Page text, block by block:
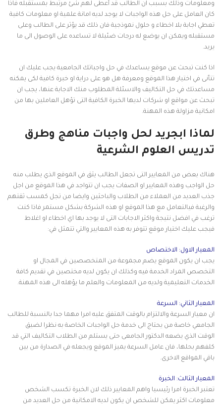
ومعلومات وذلك بسبب ان الطالب قد أعطى لهم شئ مرتبط بمستقبله فاذا
كان العامل على حل هذه الواجبات لا يوجد لديه امانة علمية او معلومات كافية
تعطي اجابة بلا اخطاء و حلول نموذجية فان ذلك قد يؤثر على الطالب وعلى
مستقبله ويمكن ان يوضع له درجات ضئيلة لا تساعده على الوصول الى ما
يريد.
اذا كنت تبحث عن موقع يساعدك في حل واجباتك الجامعية يجب عليك ان
تتأنى في اختيار هذا الموقع ومعرفة هل هو على دراية او خبرة كافية لكى يمكنه
مساعدتك في حل التكاليف والاسئلة المطلوب منك الاجابة عنها، يجب ان
تبحث عن مواقع او شركات لديها الخبرة الكافية التى تؤهل العاملين بها من
امكانية مزاولة هذه المهنة.
لماذا ابجريد لحل واجبات مناهج وطرق
تدريس العلوم الشرعية
هناك بعض من المعايير التى تجعل الطالب يثق في الموقع الذي يطلب منه
حل الواجب وهذه المعايير او الصفات يجب ان تتواجد في هذا الموقع من اجل
جذب العديد من العملاء من الطلاب والباحثين وايضا من تجل كمسب ثقتهم
والرغبة فيالتعامل مع هذا الموقع او هذه الشركة بشكل مستمر فاذا كنت
ترغب في افضل نتيجة واكثر الاجابات التى لا يوجد بها اي اخطاء او اغلاط
فيجب عليك اختيار موقع تتوفر به هذه المعايير والتي تتمثل في:
المعيار الاول: الاختصاص
يجب ان يكون الموقع يضم مجموعة من المتخصصين في المجال او
التخصص المراد الخدمة فيه وكذلك ان يكون لديه مختصين في تقديم كافة
الخدمات التعليمية ولديه من المعلومات والعلم ما يؤهله الى هذه المهنة.
المعيار الثاني: السرعة
ان معيار السرعة والالتزام بالوقت المتفق عليه امرا مهما جدا بالنسبة للطالب
الجامعي خاصة من يحتاج الى خدمة حل الواجبات الخاصة به نظرا لضيق
الوقت الذي يضعه الدكتور الجامعى حتى يستلم من الطلاب التكاليف التي قد
كلفهم بحلها، فان عامل السرعة يميز الموقع ويجعله في الصدارة من بين
باقي المواقع الاخرى.
المعيار الثالث: الخبرة
تعتبر الخبرة امرا رئيسيا واهم المعايير ذلك لان الخبرة تكسب الشخص
معلومات اكثر يمكن للشخص ان يكون لديه الامكانية من حل العديد من